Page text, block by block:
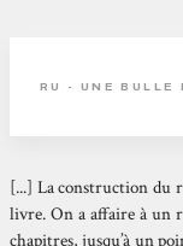
RU - UNE BULLE
[...] La construction du
livre. On a affaire à un
chapitres, jusqu’à un